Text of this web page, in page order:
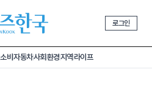
로그인
소비 자동차사회환경지역라이프